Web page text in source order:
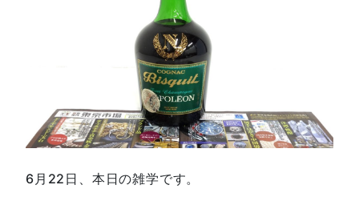
6月22日、本日の雑学です。